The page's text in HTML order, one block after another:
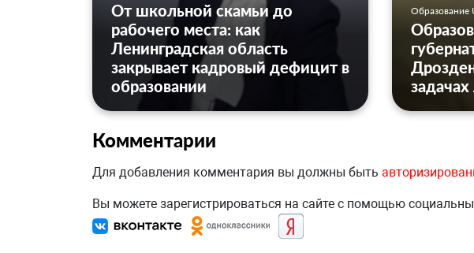
От школьной скамьи до
рабочего места: как
Ленинградская область
закрывает кадровый дефицит в
образовании
Образование
Комментарии
Для добавления комментария вы должны быть
Вы можете зарегистрироваться на сайте с помощью